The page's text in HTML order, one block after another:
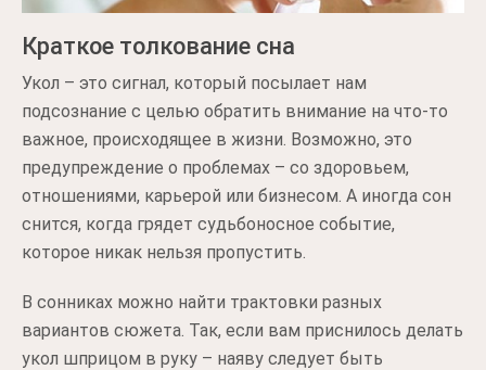
Краткое толкование сна
Укол – это сигнал, который посылает нам
подсознание с целью обратить внимание на что-то
важное, происходящее в жизни. Возможно, это
предупреждение о проблемах – со здоровьем,
отношениями, карьерой или бизнесом. А иногда сон
снится, когда грядет судьбоносное событие,
которое никак нельзя пропустить.
В сонниках можно найти трактовки разных
вариантов сюжета. Так, если вам приснилось делать
укол шприцом в руку – наяву следует быть